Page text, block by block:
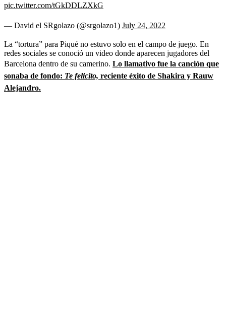
pic.twitter.com/tGkDDLZXkG
— David el SRgolazo (@srgolazo1) July 24, 2022
La “tortura” para Piqué no estuvo solo en el campo de juego. En
redes sociales se conoció un video donde aparecen jugadores del
Barcelona dentro de su camerino. Lo llamativo fue la canción que
sonaba de fondo: Te felicito, reciente éxito de Shakira y Rauw
Alejandro.